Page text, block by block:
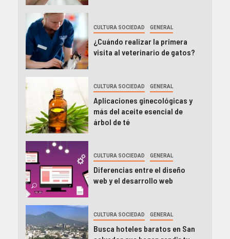
CULTURA SOCIEDAD GENERAL
¿Cuándo realizar la primera
visita al veterinario de gatos?
CULTURA SOCIEDAD GENERAL
Aplicaciones ginecológicas y
más del aceite esencial de
árbol de té
CULTURA SOCIEDAD GENERAL
Diferencias entre el diseño
web y el desarrollo web
CULTURA SOCIEDAD GENERAL
Busca hoteles baratos en San